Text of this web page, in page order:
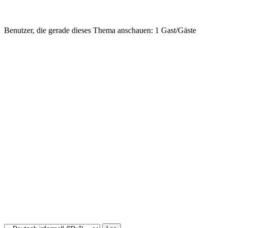
Benutzer, die gerade dieses Thema anschauen: 1 Gast/Gäste